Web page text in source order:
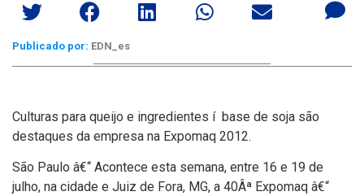
Publicado por: EDN_es
Culturas para queijo e ingredientes í base de soja são
destaques da empresa na Expomaq 2012.
São Paulo â€“ Acontece esta semana, entre 16 e 19 de
julho, na cidade e Juiz de Fora, MG, a 40Âª Expomaq â€“